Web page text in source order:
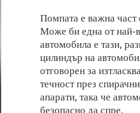
Помпата е важна част
Може би една от най-
автомобила е тази,
цилиндър на
отговорен за
течност през
апарати, така че
безопасно да спре.